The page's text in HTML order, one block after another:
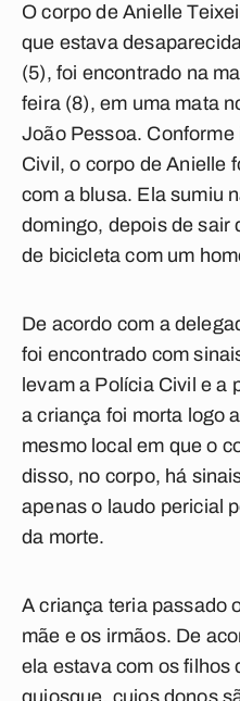
O corpo de Anielle
que estava
(5), foi encontrado na
feira (8), em uma mata
João Pessoa.
Civil, o corpo de Anielle
com a blusa. Ela sumiu
domingo, depois de sair
de bicicleta com um
De acordo com a
foi encontrado com
levam a Polícia Civil e a
a criança foi morta logo
mesmo local em que o
disso, no corpo, há
apenas o laudo pericial
da morte.
A criança teria passado
mãe e os irmãos. De
ela estava com os filhos
quiosque, cujos donos